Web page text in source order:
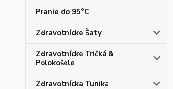
Pranie do 95°C
Zdravotnícke Šaty
Zdravotnícke Tričká &
Polokošele
Zdravotnícka Tunika